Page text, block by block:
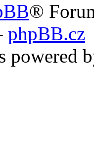
®
phpBB.cz
powered